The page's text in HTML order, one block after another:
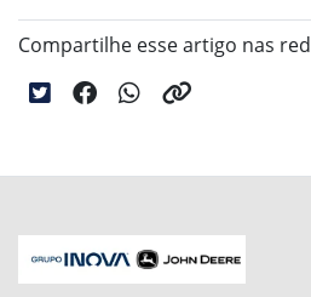
Compartilhe esse artigo nas